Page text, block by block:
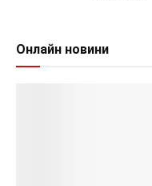
Онлайн новини